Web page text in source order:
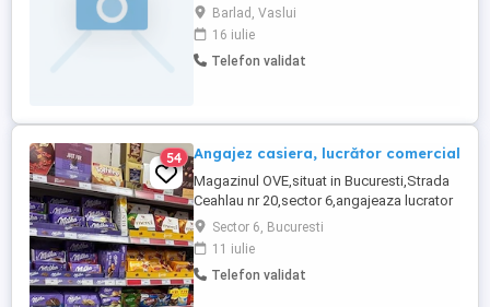
domeniul auto. Căutăm o persoană
responsabilă, bine organizată și
comunicativă, capabilă să gestioneze
eficient relațiile cu clienții și stocurile.
Barlad, Vaslui
16 iulie
Telefon validat
54 Angajez casiera, lucrător comercial
Magazinul OVE,situat in Bucuresti,Strada
Ceahlau nr 20,sector 6,angajeaza lucrator
comercial,contract de munca pe perioada
nedeterminata,plata salariului pe 15 si 30
ale lunii,cash sau card,prime de
sarbatori,bonusuri de performanta,salariul
Sector 6, Bucuresti
11 iulie
Telefon validat